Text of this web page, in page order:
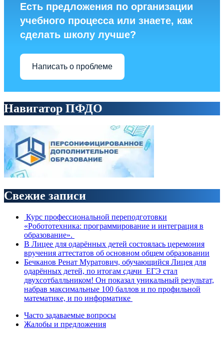
Есть предложения по организации
учебного процесса или знаете, как
сделать школу лучше?
Написать о проблеме
Навигатор ПФДО
Свежие записи
Курс профессиональной переподготовки
«Робототехника: программирование и интеграция в
образование».
В Лицее для одарённых детей состоялась церемония
вручения аттестатов об основном общем образовании
Бечканов Ренат Муратович, обучающийся Лицея для
одарённых детей, по итогам сдачи ЕГЭ стал
двухсотбалльником! Он показал уникальный результат,
набрав максимальные 100 баллов и по профильной
математике, и по информатике
Часто задаваемые вопросы
Жалобы и предложения